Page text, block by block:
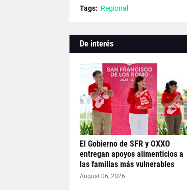
Tags: Regional
De interés
El Gobierno de SFR y OXXO
entregan apoyos alimenticios a
las familias más vulnerables
August 06, 2026